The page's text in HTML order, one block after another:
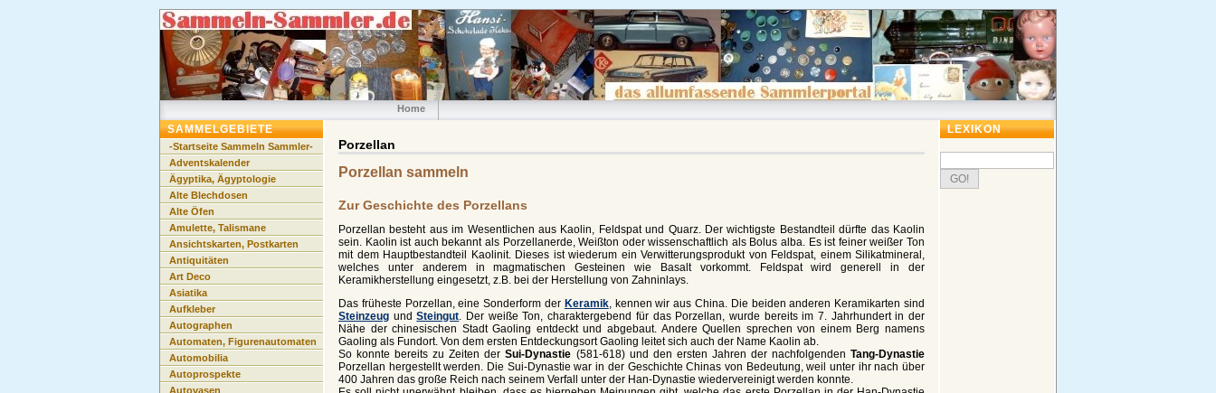
Home
Porzellan
Porzellan sammeln
Zur Geschichte des Porzellans
Porzellan besteht aus im Wesentlichen aus Kaolin, Feldspat und Quarz. Der wichtigste Bestandteil dürfte das Kaolin
sein. Kaolin ist auch bekannt als Porzellanerde, Weißton oder wissenschaftlich als Bolus alba. Es ist feiner weißer Ton
mit dem Hauptbestandteil Kaolinit. Dieses ist wiederum ein Verwitterungsprodukt von Feldspat, einem Silikatmineral,
welches unter anderem in magmatischen Gesteinen wie Basalt vorkommt. Feldspat wird generell in der
Keramikherstellung eingesetzt, z.B. bei der Herstellung von Zahninlays.
Das früheste Porzellan, eine Sonderform der Keramik, kennen wir aus China. Die beiden anderen Keramikarten sind
Steinzeug undSteingut . Der weiße Ton, charaktergebend für das Porzellan, wurde bereits im 7. Jahrhundert in der
Nähe der chinesischen Stadt Gaoling entdeckt und abgebaut. Andere Quellen sprechen von einem Berg namens
Gaoling als Fundort. Von dem ersten Entdeckungsort Gaoling leitet sich auch der Name Kaolin ab.
So konnte bereits zu Zeiten derSui-Dynastie (581-618) und den ersten Jahren der nachfolgendenTang-Dynastie
Porzellan hergestellt werden. Die Sui-Dynastie war in der Geschichte Chinas von Bedeutung, weil unter ihr nach über
400 Jahren das große Reich nach seinem Verfall unter der Han-Dynastie wiedervereinigt werden konnte.
SAMMELGEBIETE
-Startseite Sammeln Sammler-
Adventskalender
Ägyptika, Ägyptologie
Alte Blechdosen
Alte Öfen
Amulette, Talismane
Ansichtskarten, Postkarten
Antiquitäten
Art Deco
Asiatika
Aufkleber
Autographen
Automaten, Figurenautomaten
Automobilia
Autoprospekte
Autovasen
LEXIKON